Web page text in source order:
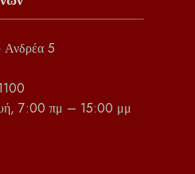
Ανδρέα 5
7:00 πμ – 15:00 μμ